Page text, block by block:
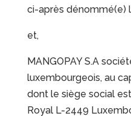
ci-après dénommé(e)
et,
MANGOPAY S.A
luxembourgeois, au
dont le siège social
Royal L-2449